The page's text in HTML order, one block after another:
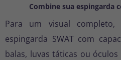
Combine sua espingarda
Para um visual
espingarda SWAT com
balas, luvas táticas ou